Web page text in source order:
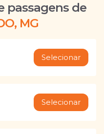
passagens de
MG
Selecionar
Selecionar